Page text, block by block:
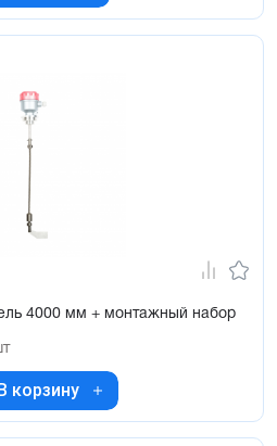
4000 мм + монтажный набор
корзину